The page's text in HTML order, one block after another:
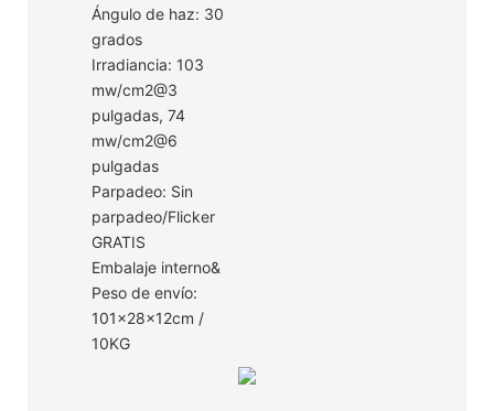
Ángulo de haz: 30
grados
Irradiancia: 103
mw/cm2@3
pulgadas, 74
mw/cm2@6
pulgadas
Parpadeo: Sin
parpadeo/Flicker
GRATIS
Embalaje interno&
Peso de envío:
101x28x12cm /
10KG